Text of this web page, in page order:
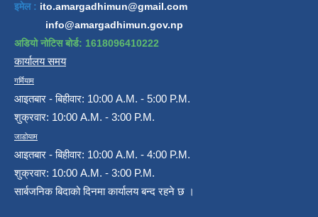
इमेल : ito.amargadhimun@gmail.com
info@amargadhimun.gov.np
अडियो नोटिस बोर्ड: 1618096410222
कार्यालय समय
गर्मियाम
आइतबार - बिहीवार: 10:00 A.M. - 5:00 P.M.
शुक्रवार: 10:00 A.M. - 3:00 P.M.
जाडोयाम
आइतबार - बिहीवार: 10:00 A.M. - 4:00 P.M.
शुक्रवार: 10:00 A.M. - 3:00 P.M.
सार्बजनिक बिदाको दिनमा कार्यालय बन्द रहने छ ।